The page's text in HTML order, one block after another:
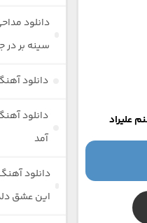
علیراد
دانلود
سینه بر در
دانلود
دانلود
آمد
دانلود
این عشق